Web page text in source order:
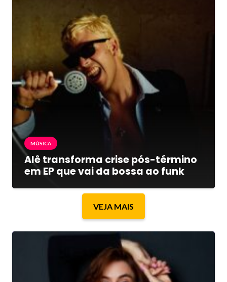
MÚSICA
Alê transforma crise pós-término
em EP que vai da bossa ao funk
VEJA MAIS